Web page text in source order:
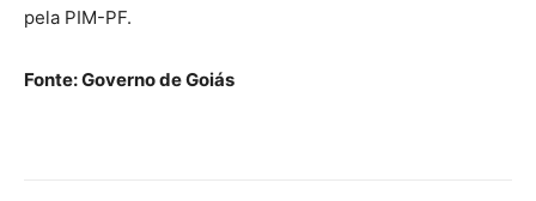
pela PIM-PF.
Fonte: Governo de Goiás